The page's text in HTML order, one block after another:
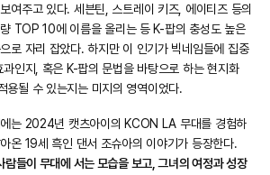
여주고 있다. 세븐틴, 스트레이 키즈, 에이티즈 등의
TOP 10에 이름을 올리는 등 K-팝의 충성도 높은
로 자리 잡았다. 하지만 이 인기가 빅네임들에 집중
인지, 혹은 K-팝의 문법을 바탕으로 하는 현지화
용될 수 있는지는 미지의 영역이었다.
는 2024년 캣츠아이의 KCON LA 무대를 경험하
온 19세 흑인 댄서 조슈아의 이야기가 등장한다.
람들이 무대에 서는 모습을 보고, 그녀의 여정과 성장